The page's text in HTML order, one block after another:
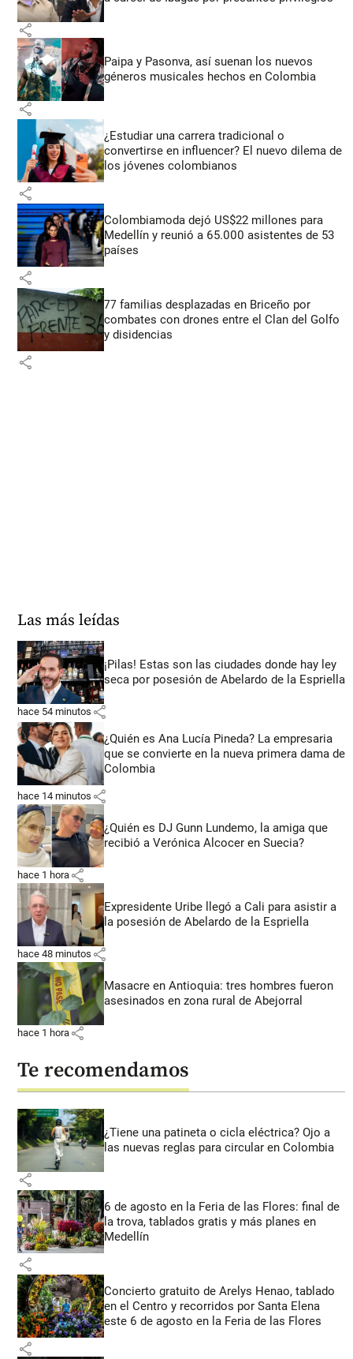
share
Paipa y Pasonva, así suenan los nuevos
géneros musicales hechos en Colombia
share
¿Estudiar una carrera tradicional o
convertirse en influencer? El nuevo dilema de
los jóvenes colombianos
share
Colombiamoda dejó US$22 millones para
Medellín y reunió a 65.000 asistentes de 53
países
share
77 familias desplazadas en Briceño por
combates con drones entre el Clan del Golfo
y disidencias
share
Las más leídas
¡Pilas! Estas son las ciudades donde hay ley
seca por posesión de Abelardo de la Espriella
hace 54 minutos share
¿Quién es Ana Lucía Pineda? La empresaria
que se convierte en la nueva primera dama de
Colombia
hace 14 minutos share
¿Quién es DJ Gunn Lundemo, la amiga que
recibió a Verónica Alcocer en Suecia?
hace 1 hora share
Expresidente Uribe llegó a Cali para asistir a
la posesión de Abelardo de la Espriella
hace 48 minutos share
Masacre en Antioquia: tres hombres fueron
asesinados en zona rural de Abejorral
hace 1 hora share
Te recomendamos
¿Tiene una patineta o cicla eléctrica? Ojo a
las nuevas reglas para circular en Colombia
share
6 de agosto en la Feria de las Flores: final de
la trova, tablados gratis y más planes en
Medellín
share
Concierto gratuito de Arelys Henao, tablado
en el Centro y recorridos por Santa Elena
este 6 de agosto en la Feria de las Flores
share